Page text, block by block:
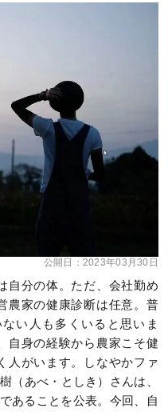
公開日： 2023年03月30日
自分の体。ただ、会社勤め
農家の健康診断は任意。普
い人も多くいると思いま
自身の経験から農家こそ健
人がいます。しなやかファ
（あべ・としき）さんは、
あることを公表。今回、自